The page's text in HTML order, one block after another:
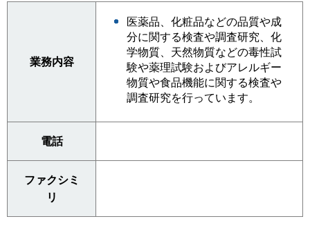
業務内容
医薬品、化粧品などの品質や成
分に関する検査や調査研究、化
学物質、天然物質などの毒性試
験や薬理試験およびアレルギー
物質や食品機能に関する検査や
調査研究を行っています。
電話
ファクシミ
リ